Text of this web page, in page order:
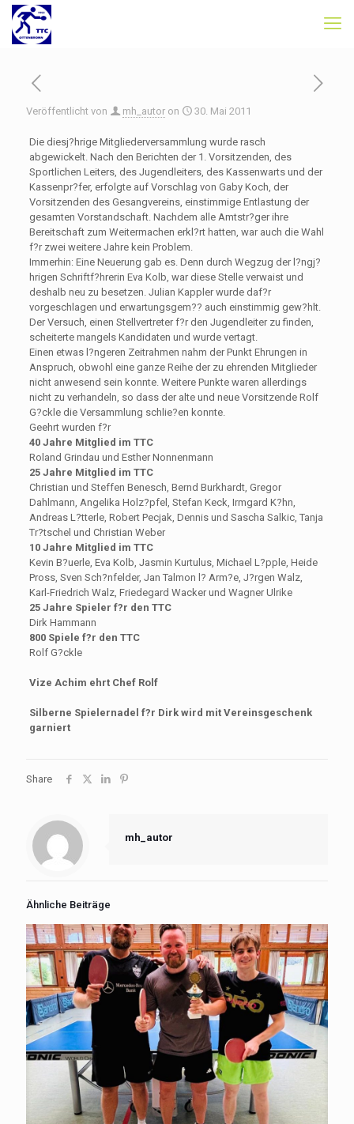
Veröffentlicht von mh_autor on 30. Mai 2011
Die diesj?hrige Mitgliederversammlung wurde rasch
abgewickelt. Nach den Berichten der 1. Vorsitzenden, des
Sportlichen Leiters, des Jugendleiters, des Kassenwarts und der
Kassenpr?fer, erfolgte auf Vorschlag von Gaby Koch, der
Vorsitzenden des Gesangvereins, einstimmige Entlastung der
gesamten Vorstandschaft. Nachdem alle Amtstr?ger ihre
Bereitschaft zum Weitermachen erkl?rt hatten, war auch die Wahl
f?r zwei weitere Jahre kein Problem.
Immerhin: Eine Neuerung gab es. Denn durch Wegzug der l?ngj?
hrigen Schriftf?hrerin Eva Kolb, war diese Stelle verwaist und
deshalb neu zu besetzen. Julian Kappler wurde daf?r
vorgeschlagen und erwartungsgem?? auch einstimmig gew?hlt.
Der Versuch, einen Stellvertreter f?r den Jugendleiter zu finden,
scheiterte mangels Kandidaten und wurde vertagt.
Einen etwas l?ngeren Zeitrahmen nahm der Punkt Ehrungen in
Anspruch, obwohl eine ganze Reihe der zu ehrenden Mitglieder
nicht anwesend sein konnte. Weitere Punkte waren allerdings
nicht zu verhandeln, so dass der alte und neue Vorsitzende Rolf
G?ckle die Versammlung schlie?en konnte.
Geehrt wurden f?r
40 Jahre Mitglied im TTC
Roland Grindau und Esther Nonnenmann
25 Jahre Mitglied im TTC
Christian und Steffen Benesch, Bernd Burkhardt, Gregor
Dahlmann, Angelika Holz?pfel, Stefan Keck, Irmgard K?hn,
Andreas L?tterle, Robert Pecjak, Dennis und Sascha Salkic, Tanja
Tr?tschel und Christian Weber
10 Jahre Mitglied im TTC
Kevin B?uerle, Eva Kolb, Jasmin Kurtulus, Michael L?pple, Heide
Pross, Sven Sch?nfelder, Jan Talmon l? Arm?e, J?rgen Walz,
Karl-Friedrich Walz, Friedegard Wacker und Wagner Ulrike
25 Jahre Spieler f?r den TTC
Dirk Hammann
800 Spiele f?r den TTC
Rolf G?ckle
Vize Achim ehrt Chef Rolf
Silberne Spielernadel f?r Dirk wird mit Vereinsgeschenk
garniert
Share
mh_autor
Ähnliche Beiträge